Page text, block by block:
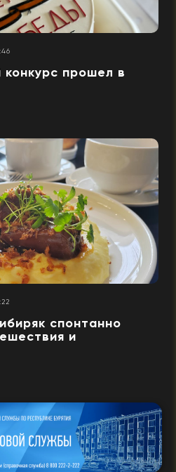
конкурс прошел в
спонтанно
и